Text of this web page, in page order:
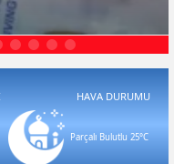
HAVA DURUMU
Parçalı Bulutlu 25°C